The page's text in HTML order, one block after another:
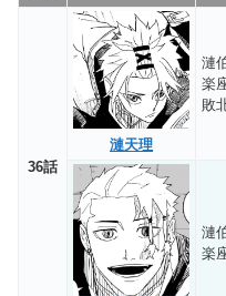
36話
漣天理
漣
楽
敗
漣
楽